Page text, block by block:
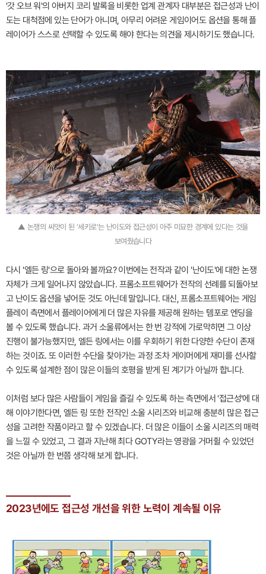
'갓 오브 워'의 아버지 코리 발록을 비롯한 업계 관계자 대부분은 접근성과 난이
도는 대척점에 있는 단어가 아니며, 아무리 어려운 게임이어도 옵션을 통해 플
레이어가 스스로 선택할 수 있도록 해야 한다는 의견을 제시하기도 했습니다.
▲ 논쟁의 씨앗이 된 '세키로'는 난이도와 접근성이 아주 미묘한 경계에 있다는 것을
보여줬습니다
다시 '엘든 링'으로 돌아와 볼까요? 이번에는 전작과 같이 '난이도'에 대한 논쟁
자체가 크게 일어나지 않았습니다. 프롬소프트웨어가 전작의 선례를 되돌아보
고 난이도 옵션을 넣어둔 것도 아닌데 말입니다. 대신, 프롬소프트웨어는 게임
플레이 측면에서 플레이어에게 더 많은 자유를 제공해 원하는 템포로 엔딩을
볼 수 있도록 했습니다. 과거 소울류에서는 한 번 강적에 가로막히면 그 이상
진행이 불가능했지만, 엘든 링에서는 이를 우회하기 위한 다양한 수단이 존재
하는 것이죠. 또 이러한 수단을 찾아가는 과정 조차 게이머에게 재미를 선사할
수 있도록 설계한 점이 많은 이들의 호평을 받게 된 계기가 아닐까 합니다.
이처럼 보다 많은 사람들이 게임을 즐길 수 있도록 하는 측면에서 '접근성'에 대
해 이야기한다면, 엘든 링 또한 전작인 소울 시리즈와 비교해 충분히 많은 접근
성을 고려한 작품이라고 할 수 있겠습니다. 더 많은 이들이 소울 시리즈의 매력
을 느낄 수 있었고, 그 결과 지난해 최다 GOTY라는 영광을 거머쥘 수 있었던
것은 아닐까 한 번쯤 생각해 보게 합니다.
2023년에도 접근성 개선을 위한 노력이 계속될 이유